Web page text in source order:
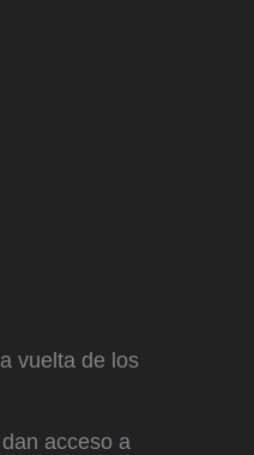
vuelta de los
acceso a